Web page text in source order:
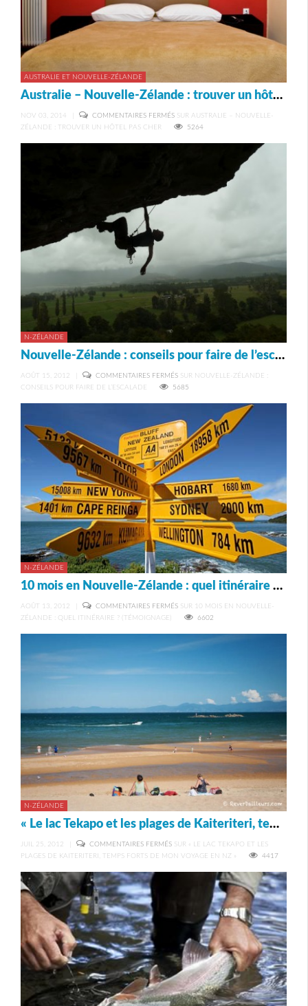
AUSTRALIE ET NOUVELLE-ZÉLANDE
Australie – Nouvelle-Zélande : trouver un hôtel pas cher
NOV 03, 2014 COMMENTAIRES FERMÉS SUR AUSTRALIE – NOUVELLE-
ZÉLANDE : TROUVER UN HÔTEL PAS CHER
5264
N-ZÉLANDE
Nouvelle-Zélande : conseils pour faire de l’escalade
AOÛT 15, 2012 COMMENTAIRES FERMÉS SUR NOUVELLE-ZÉLANDE :
CONSEILS POUR FAIRE DE L’ESCALADE
5685
N-ZÉLANDE
10 mois en Nouvelle-Zélande : quel itinéraire ? (témoignage)
AOÛT 13, 2012 COMMENTAIRES FERMÉS SUR 10 MOIS EN NOUVELLE-
ZÉLANDE : QUEL ITINÉRAIRE ? (TÉMOIGNAGE)
6602
N-ZÉLANDE
« Le lac Tekapo et les plages de Kaiteriteri, temps forts de mon voyage en NZ »
JUIL 25, 2012 COMMENTAIRES FERMÉS SUR « LE LAC TEKAPO ET LES
PLAGES DE KAITERITERI, TEMPS FORTS DE MON VOYAGE EN NZ »
4417